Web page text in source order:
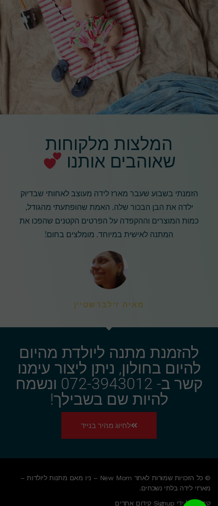
המלצות מלקוחות
שאוהבים אותנו
הזמנתי בשבוע שעבר מארז לידה מעוצב לאחותי שבדיוק
ילדה את הבן הבכור שלה. האמת שהופתעתי מהגודל,
כמות המוצרים וההקפדה על הפרטים הקטנים שהפכו את
המתנה לאישית במיוחד. מומלצים בחום!
מאיה זילברשטיין
להזמנת מתנה ליולדת מהיום
להיום בחולון, ניתן ליצור עימנו
קשר ב- 072-3943012 ונשמח
להיות שם בשבילך!
לחיוג מהיר בנייד
© כל הזכויות שמורות לאתר New Mom – ניו מאם מתנות ליולדות –
מארזי לידה בלתי נשכחים.
קידום על ידי Signup קידום אתרים